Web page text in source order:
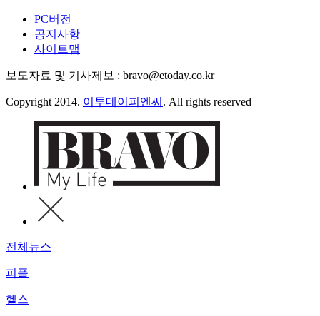
PC버전
공지사항
사이트맵
보도자료 및 기사제보 : bravo@etoday.co.kr
Copyright 2014. 이투데이피엔씨 . All rights reserved
전체뉴스
피플
헬스